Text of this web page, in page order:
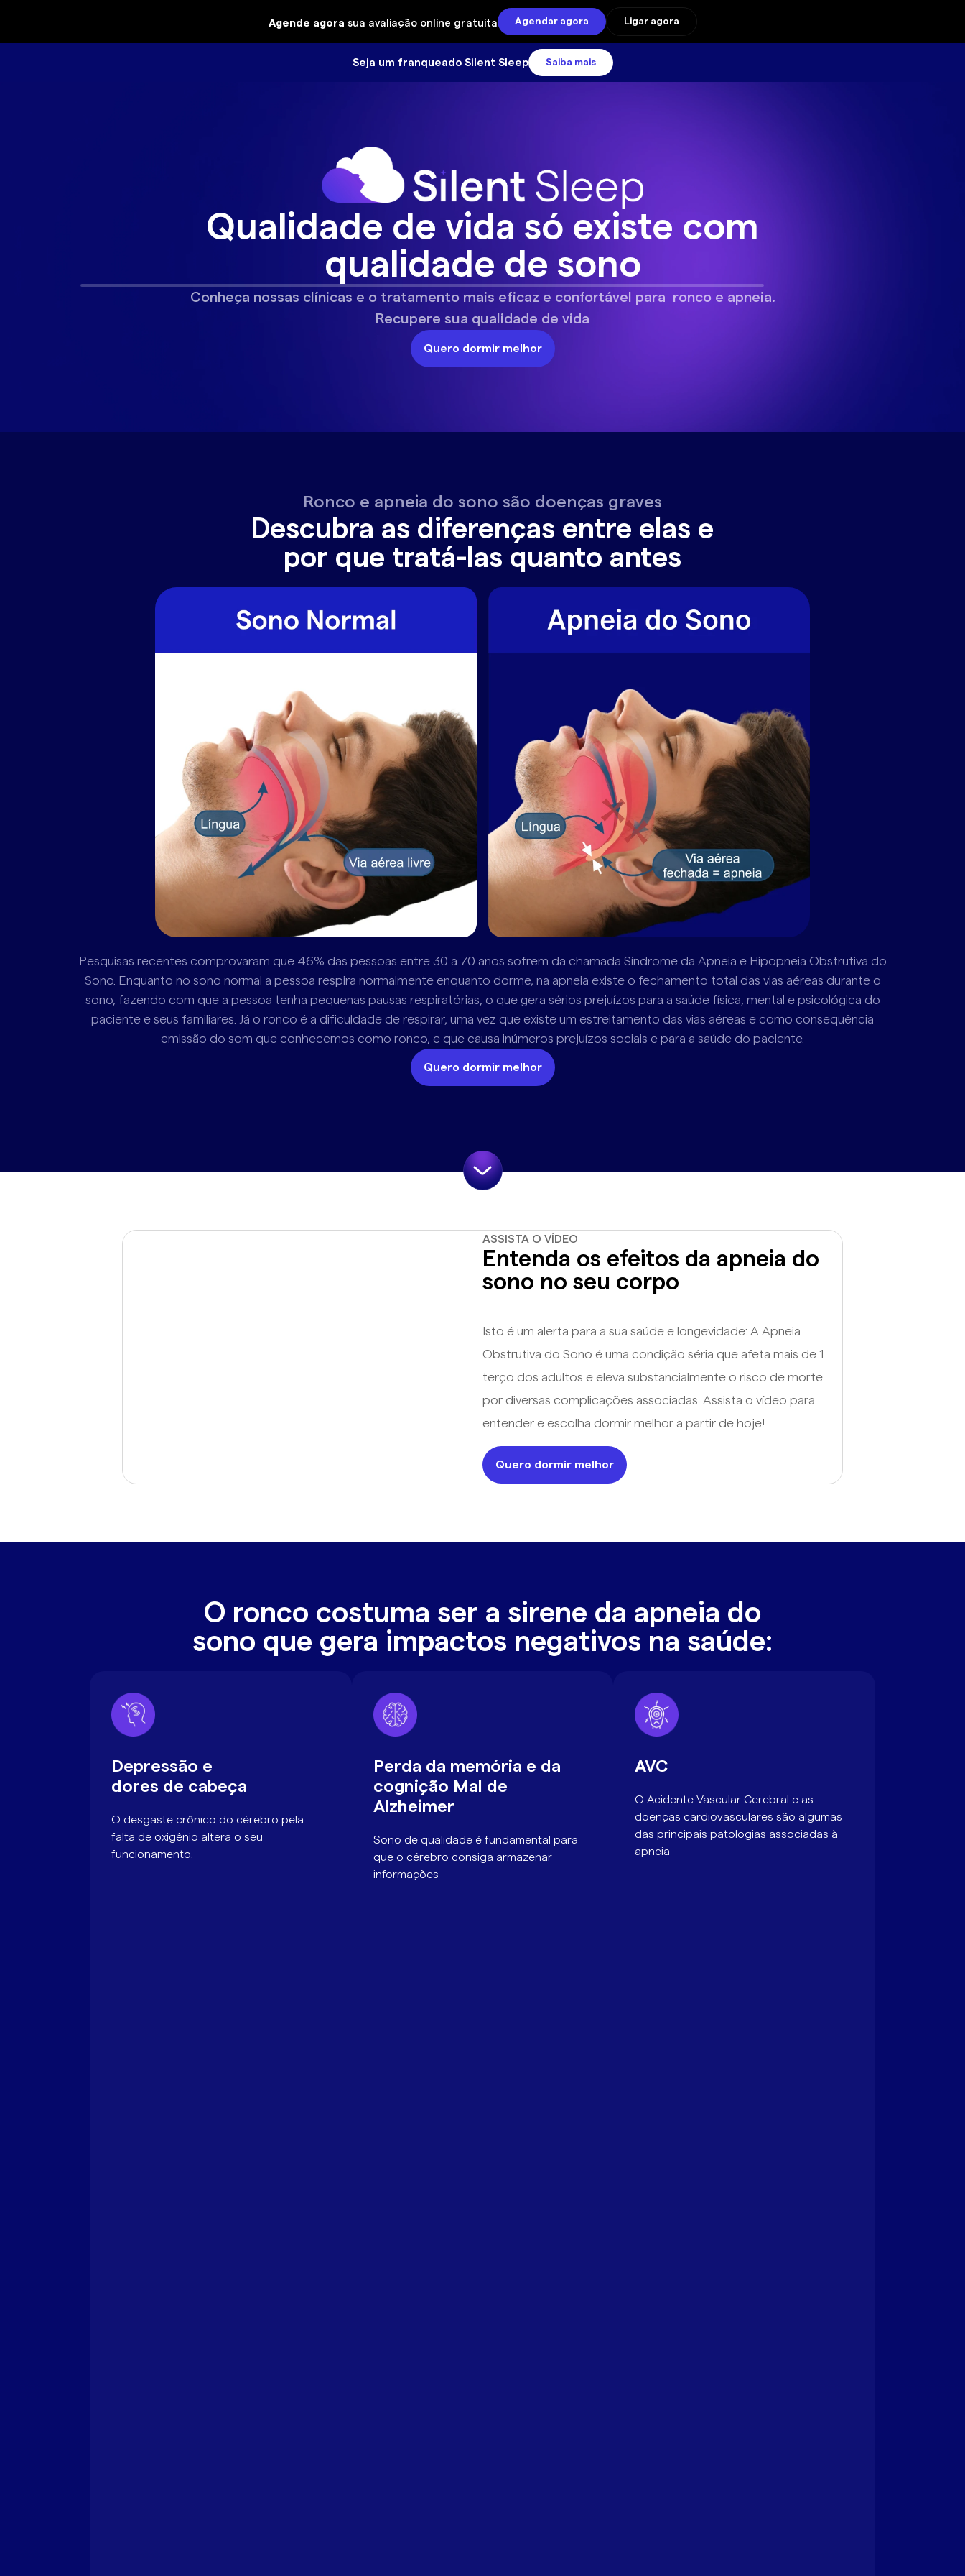
Agende agora sua avaliação online gratuita Agendar agora Ligar agora
Seja um franqueado Silent Sleep Saiba mais
Qualidade de vida só existe com
qualidade de sono
Conheça nossas clínicas e o tratamento mais eficaz e confortável para ronco e apneia.
Recupere sua qualidade de vida
Quero dormir melhor
Ronco e apneia do sono são doenças graves
Descubra as diferenças entre elas e
por que tratá-las quanto antes
Pesquisas recentes comprovaram que 46% das pessoas entre 30 a 70 anos sofrem da chamada Síndrome da Apneia e Hipopneia Obstrutiva do
Sono. Enquanto no sono normal a pessoa respira normalmente enquanto dorme, na apneia existe o fechamento total das vias aéreas durante o
sono, fazendo com que a pessoa tenha pequenas pausas respiratórias, o que gera sérios prejuízos para a saúde física, mental e psicológica do
paciente e seus familiares. Já o ronco é a dificuldade de respirar, uma vez que existe um estreitamento das vias aéreas e como consequência
emissão do som que conhecemos como ronco, e que causa inúmeros prejuízos sociais e para a saúde do paciente.
Quero dormir melhor
ASSISTA O VÍDEO
Entenda os efeitos da apneia do
sono no seu corpo
Isto é um alerta para a sua saúde e longevidade: A Apneia
Obstrutiva do Sono é uma condição séria que afeta mais de 1
terço dos adultos e eleva substancialmente o risco de morte
por diversas complicações associadas. Assista o vídeo para
entender e escolha dormir melhor a partir de hoje!
Quero dormir melhor
O ronco costuma ser a sirene da apneia do
sono que gera impactos negativos na saúde:
Depressão e
dores de cabeça
O desgaste crônico do cérebro pela
falta de oxigênio altera o seu
funcionamento.
Perda da memória e da
cognição Mal de
Alzheimer
Sono de qualidade é fundamental para
que o cérebro consiga armazenar
informações
AVC
O Acidente Vascular Cerebral e as
doenças cardiovasculares são algumas
das principais patologias associadas à
apneia